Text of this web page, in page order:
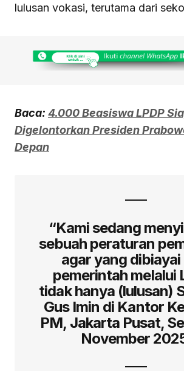
lulusan vokasi, terutama dari
Baca: 4.000 Beasiswa LPDP
Digelontorkan Presiden
Depan
“Kami sedang
sebuah peraturan
agar yang dibiayai
pemerintah melalui
tidak hanya (lulusan)
Gus Imin di Kantor
PM, Jakarta Pusat,
November